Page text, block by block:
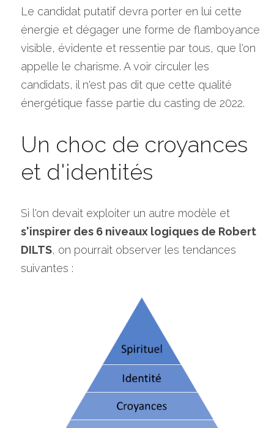
Le candidat putatif devra porter en lui cette
énergie et dégager une forme de flamboyance
visible, évidente et ressentie par tous, que l'on
appelle le charisme. A voir circuler les
candidats, il n'est pas dit que cette qualité
énergétique fasse partie du casting de 2022.
Un choc de croyances
et d'identités
s'inspirer des 6 niveaux logiques de Robert
DILTS, on pourrait observer les tendances
suivantes :